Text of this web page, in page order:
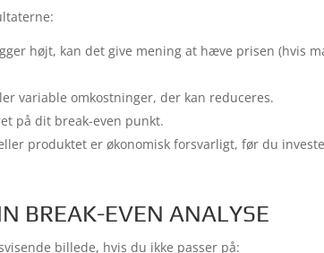
højt, kan det give mening at hæve prisen (hvis
variable omkostninger, der kan reduceres.
på dit break-even punkt.
produktet er økonomisk forsvarligt, før du
BREAK-EVEN ANALYSE
billede, hvis du ikke passer på: